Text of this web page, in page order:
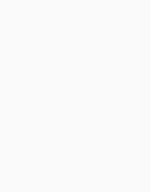
Книга для
Постер
Песня для